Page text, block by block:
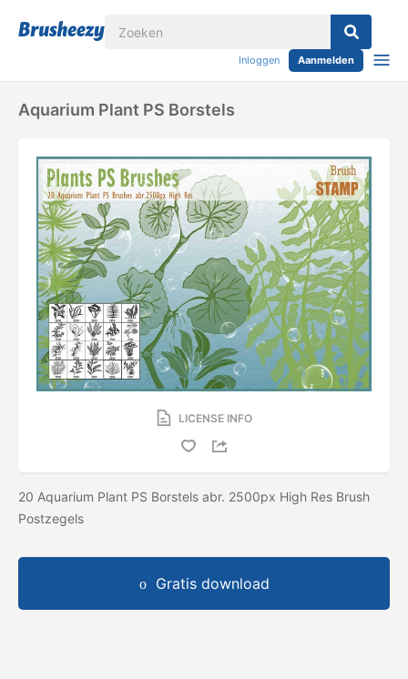
Inloggen Aanmelden
Aquarium Plant PS Borstels
LICENSE INFO
20 Aquarium Plant PS Borstels abr. 2500px High Res Brush
Postzegels
Gratis download